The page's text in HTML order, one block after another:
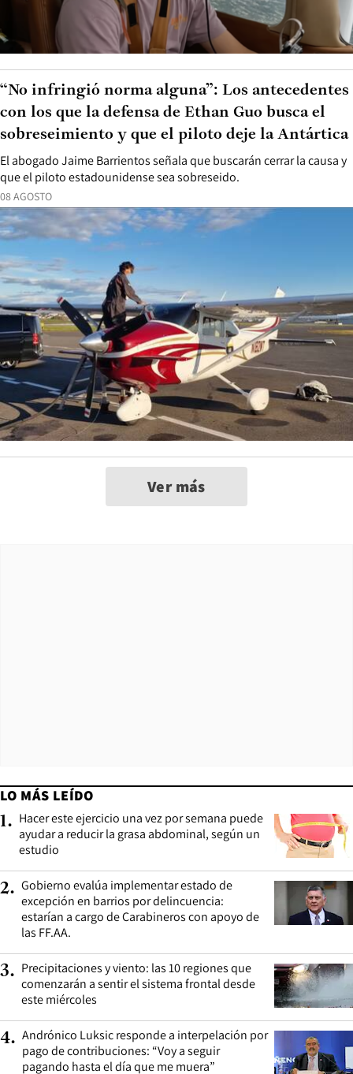
08 AGOSTO
El abogado Jaime Barrientos señala que buscarán cerrar la causa y
que el piloto estadounidense sea sobreseido.
“No infringió norma alguna”: Los antecedentes
con los que la defensa de Ethan Guo busca el
sobreseimiento y que el piloto deje la Antártica
Ver más
LO MÁS LEÍDO
1. Hacer este ejercicio una vez por semana puede
ayudar a reducir la grasa abdominal, según un
estudio
2. Gobierno evalúa implementar estado de
excepción en barrios por delincuencia:
estarían a cargo de Carabineros con apoyo de
las FF.AA.
3. Precipitaciones y viento: las 10 regiones que
comenzarán a sentir el sistema frontal desde
este miércoles
4. Andrónico Luksic responde a interpelación por
pago de contribuciones: “Voy a seguir
pagando hasta el día que me muera”